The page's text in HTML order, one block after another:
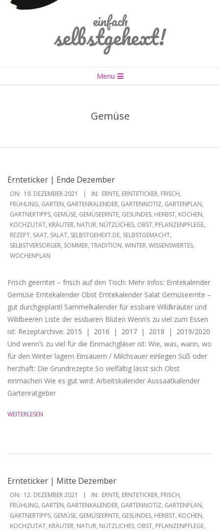
einfach
selbstgehext!
Navigation
Menu
Gemüse
Ernteticker | Ende Dezember
2021-
12-
19
ON: 19. DEZEMBER 2021 IN: ERNTE, ERNTETICKER, FRISCH,
FRÜHLING, GARTEN, GARTENKALENDER, GARTENNOTIZ, GARTENPLAN,
GÄRTNERTIPPS, GEMÜSE, GEMÜSEERNTE, GESUNDES, HERBST, KOCHEN,
KOCHZUTAT, KRÄUTER, NATUR, NÜTZLICHES, OBST, PFLANZENPFLEGE,
REZEPT, SAAT, SALAT, SELBSTGEHEXT.DE, SELBSTGEMACHT,
SELBSTVERSORGER, SOMMER, TRADITION, WINTER, WISSENSWERTES,
WOCHENPLAN
Frisch geerntet – frisch auf den Tisch: Mehr Infos: Erntekalender
Gemüse Erntekalender Obst Erntekalender Salat Gemüseernte –
gut durchgeplant! Sammelkalender für essbare Wildkräuter und
Wildbeeren Liste der essbaren Blüten Wenn’s zu viel zum Essen
ist: Rezeptarchive: 2015 | 2016 | 2017 | 2018 | 2019/2020
Und wenn’s zu viel für die Einmachgläser ist: Wie, was, wann, wo
für den Winter lagern Einsäuern / Milchsauer einlegen Süß oder
herzhaft: Die Grundrezepte So vielfältig lässt sich Obst
einmachen Wie es gut wird: Arbeitskalender Aussaatkalender
Gartenratgeber
WEITERLESEN
Ernteticker | Mitte Dezember
2021-
12-
12
ON: 12. DEZEMBER 2021 IN: ERNTE, ERNTETICKER, FRISCH,
FRÜHLING, GARTEN, GARTENKALENDER, GARTENNOTIZ, GARTENPLAN,
GÄRTNERTIPPS, GEMÜSE, GEMÜSEERNTE, GESUNDES, HERBST, KOCHEN,
KOCHZUTAT, KRÄUTER, NATUR, NÜTZLICHES, OBST, PFLANZENPFLEGE,